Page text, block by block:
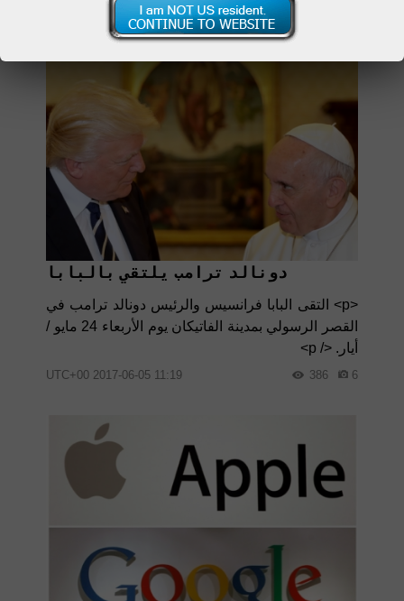
دونالد ترامب يلتقي بالبابا
<p> التقى البابا فرانسيس والرئيس دونالد ترامب في
القصر الرسولي بمدينة الفاتيكان يوم الأربعاء 24 مايو /
أيار. </ p>
11:19 2017-06-05 UTC+00 6
386